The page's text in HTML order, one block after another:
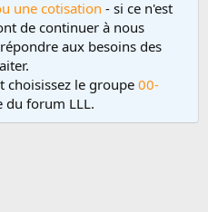
une cotisation - si ce n'est
de continuer à nous
aux besoins des
choisissez le groupe 00-
du forum LLL.